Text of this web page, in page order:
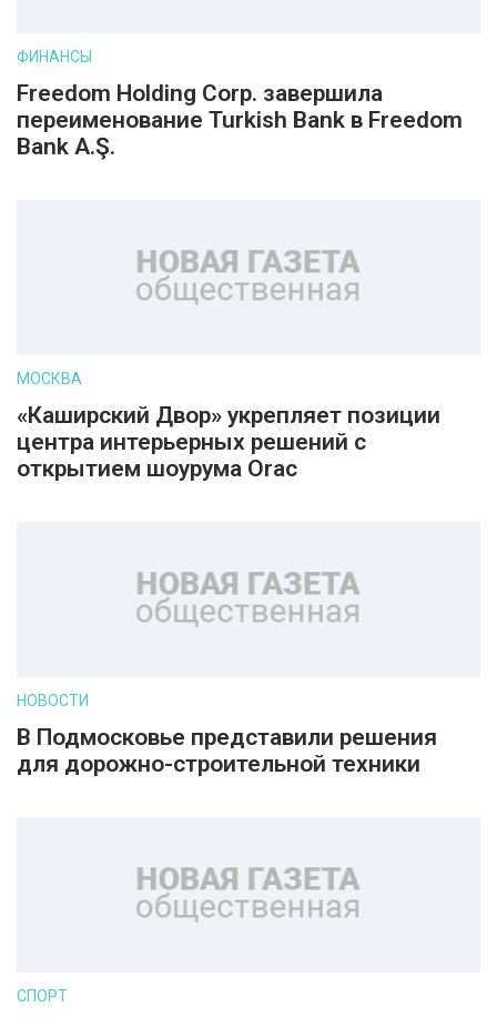
ФИНАНСЫ
Freedom Holding Corp. завершила
переименование Turkish Bank в Freedom
Bank A.Ş.
МОСКВА
«Каширский Двор» укрепляет позиции
центра интерьерных решений с
открытием шоурума Orac
НОВОСТИ
В Подмосковье представили решения
для дорожно-строительной техники
СПОРТ